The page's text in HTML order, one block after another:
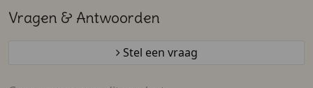
Vragen & Antwoorden
Stel een vraag